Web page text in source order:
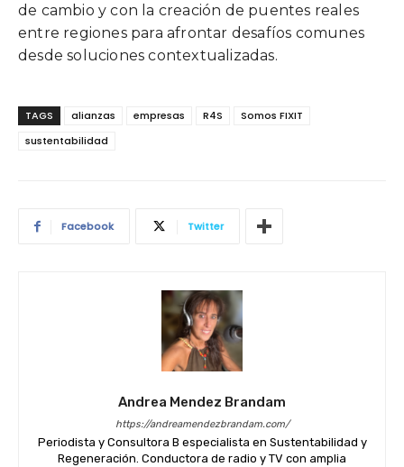
de cambio y con la creación de puentes reales
entre regiones para afrontar desafíos comunes
desde soluciones contextualizadas.
TAGS alianzas empresas R4S
Somos FIXIT
sustentabilidad
Facebook Twitter
Andrea Mendez Brandam
https://andreamendezbrandam.com/
Periodista y Consultora B especialista en Sustentabilidad y
Regeneración. Conductora de radio y TV con amplia